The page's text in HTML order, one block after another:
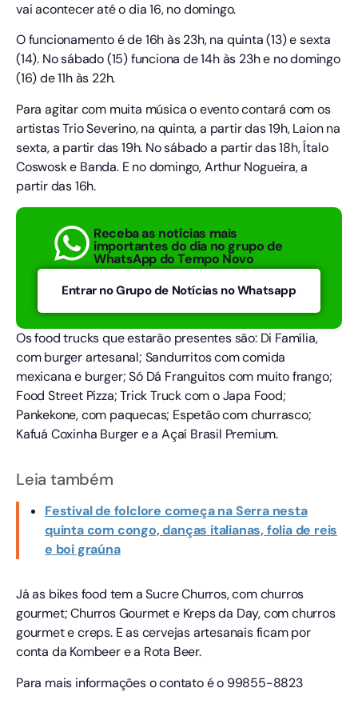
vai acontecer até o dia 16, no domingo.
O funcionamento é de 16h às 23h, na quinta (13) e sexta
(14). No sábado (15) funciona de 14h às 23h e no domingo
(16) de 11h às 22h.
Para agitar com muita música o evento contará com os
artistas Trio Severino, na quinta, a partir das 19h, Laion na
sexta, a partir das 19h. No sábado a partir das 18h, Ítalo
Coswosk e Banda. E no domingo, Arthur Nogueira, a
partir das 16h.
Receba as notícias mais
importantes do dia no grupo de
WhatsApp do Tempo Novo
Entrar no Grupo de Notícias no Whatsapp
Os food trucks que estarão presentes são: Di Família,
com burger artesanal; Sandurritos com comida
mexicana e burger; Só Dá Franguitos com muito frango;
Food Street Pizza; Trick Truck com o Japa Food;
Pankekone, com paquecas; Espetão com churrasco;
Kafuá Coxinha Burger e a Açaí Brasil Premium.
Leia também
Festival de folclore começa na Serra nesta
quinta com congo, danças italianas, folia de reis
e boi graúna
Já as bikes food tem a Sucre Churros, com churros
gourmet; Churros Gourmet e Kreps da Day, com churros
gourmet e creps. E as cervejas artesanais ficam por
conta da Kombeer e a Rota Beer.
Para mais informações o contato é o 99855-8823